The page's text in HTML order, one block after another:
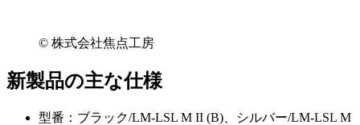
© 株式会社焦点工房
新製品の主な仕様
型番：ブラック/LM-LSL M II (B)、シルバー/LM-LSL M